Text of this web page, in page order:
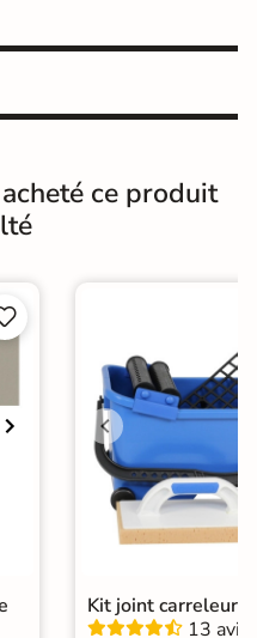
Antidérapante
ce produit
Kit joint carreleur
13 avis